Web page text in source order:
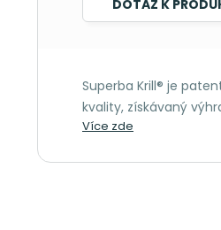
DOTAZ K
Superba Krill® je
kvality, získávaný
Více zde